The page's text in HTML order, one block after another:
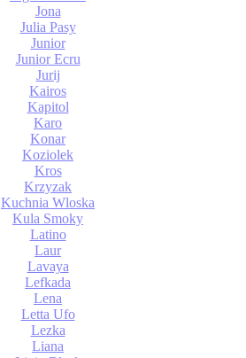
Jona
Julia Pasy
Junior
Junior Ecru
Jurij
Kairos
Kapitol
Karo
Konar
Koziolek
Kros
Krzyzak
Kuchnia Wloska
Kula Smoky
Latino
Laur
Lavaya
Lefkada
Lena
Letta Ufo
Lezka
Liana